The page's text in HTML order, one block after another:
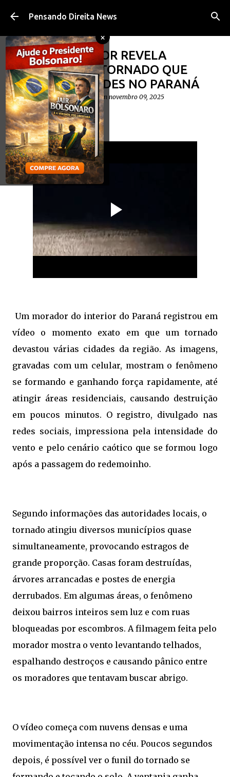
Pular para o conteúdo principal
Pensando Direita News
×
VÍDEO: MORADOR REVELA
FILMAGEM DO TORNADO QUE
DESTRUIU CIDADES NO PARANÁ
postado porDiego Cavalheiro em novembro 09, 2025
Um morador do interior do Paraná registrou em
vídeo o momento exato em que um tornado
devastou várias cidades da região. As imagens,
gravadas com um celular, mostram o fenômeno
se formando e ganhando força rapidamente, até
atingir áreas residenciais, causando destruição
em poucos minutos. O registro, divulgado nas
redes sociais, impressiona pela intensidade do
vento e pelo cenário caótico que se formou logo
após a passagem do redemoinho.
Segundo informações das autoridades locais, o
tornado atingiu diversos municípios quase
simultaneamente, provocando estragos de
grande proporção. Casas foram destruídas,
árvores arrancadas e postes de energia
derrubados. Em algumas áreas, o fenômeno
deixou bairros inteiros sem luz e com ruas
bloqueadas por escombros. A filmagem feita pelo
morador mostra o vento levantando telhados,
espalhando destroços e causando pânico entre
os moradores que tentavam buscar abrigo.
O vídeo começa com nuvens densas e uma
movimentação intensa no céu. Poucos segundos
depois, é possível ver o funil do tornado se